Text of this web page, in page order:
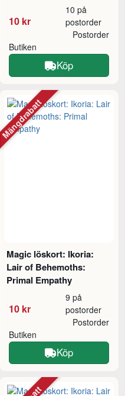
10 kr
10 på
postorder
Butiken
Postorder
Köp
Magic löskort: Ikoria:
Lair of Behemoths:
Primal Empathy
10 kr
9 på
postorder
Butiken
Postorder
Köp
Mängdrabatt